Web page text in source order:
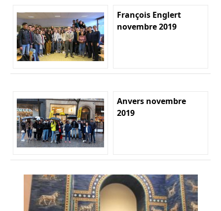
François Englert
novembre 2019
Anvers novembre
2019